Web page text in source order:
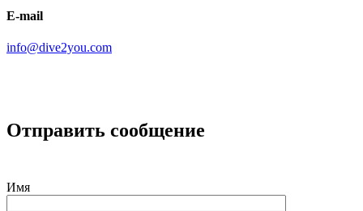
E-mail
info@dive2you.com
Отправить сообщение
Имя